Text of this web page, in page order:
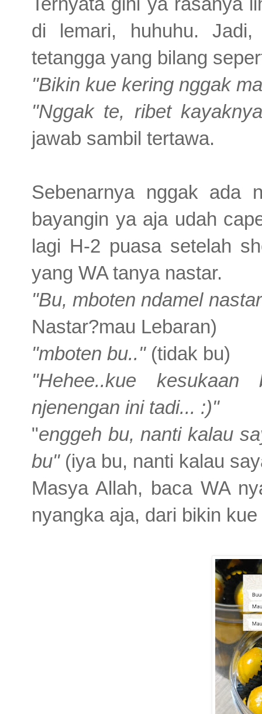
di lemari, huhuhu.
tetangga yang bilang
"Bikin kue kering nggak
"Nggak te, ribet
jawab sambil tertawa.
Sebenarnya nggak ada
bayangin ya aja udah
lagi H-2 puasa setelah
yang WA tanya nastar.
"Bu, mboten ndamel
Nastar?mau Lebaran)
"mboten bu.." (tidak bu)
"Hehee..kue
njenengan ini tadi... :)"
"enggeh bu, nanti kalau
bu" (iya bu, nanti kalau
Masya Allah, baca WA
nyangka aja, dari bikin